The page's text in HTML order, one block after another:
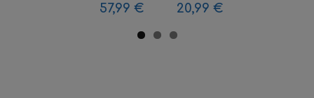
57,99 € 20,99 €